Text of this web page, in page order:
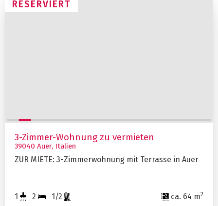
RESERVIERT
3-Zimmer-Wohnung zu vermieten
39040 Auer, Italien
ZUR MIETE: 3-Zimmerwohnung mit Terrasse in Auer
ca. 64 m2
1 2 1/2